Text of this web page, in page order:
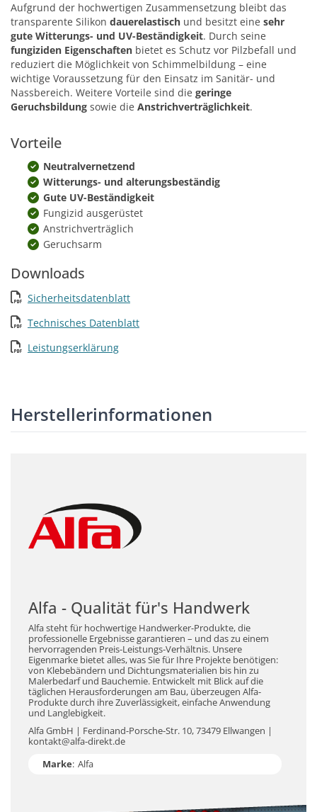
Aufgrund der hochwertigen Zusammensetzung bleibt das
transparente Silikon dau­er­elas­tisch und besitzt eine sehr
gute Witterungs- und UV-Beständigkeit. Durch seine
fungiziden Eigenschaften bietet es Schutz vor Pilzbefall und
reduziert die Möglichkeit von Schimmelbildung – eine
wichtige Voraussetzung für den Einsatz im Sanitär- und
Nassbereich. Weitere Vorteile sind die geringe
Geruchsbildung sowie die Anstrichverträglichkeit.
Vorteile
Neutralvernetzend
Witterungs- und alterungsbeständig
Gute UV-Beständigkeit
Fungizid ausgerüstet
Anstrichverträglich
Geruchsarm
Downloads
Sicherheitsdatenblatt
Technisches Datenblatt
Leistungserklärung
Herstellerinformationen
Alfa - Qualität für's Handwerk
Alfa steht für hochwertige Handwerker-Produkte, die
professionelle Ergebnisse garantieren – und das zu einem
hervorragenden Preis-Leistungs-Verhältnis. Unsere
Eigenmarke bietet alles, was Sie für Ihre Projekte benötigen:
von Klebebändern und Dichtungsmaterialien bis hin zu
Malerbedarf und Bauchemie. Entwickelt mit Blick auf die
täglichen Herausforderungen am Bau, überzeugen Alfa-
Produkte durch ihre Zuverlässigkeit, einfache Anwendung
und Langlebigkeit.
Alfa GmbH | Ferdinand-Porsche-Str. 10, 73479 Ellwangen |
kontakt@alfa-direkt.de
Marke: Alfa